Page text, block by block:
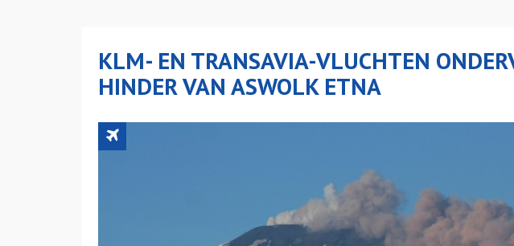
KLM- EN TRANSAVIA-VLUCHTEN
HINDER VAN ASWOLK ETNA